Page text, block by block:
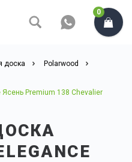
0
доска
Polarwood
Ясень Premium 138 Chevalier